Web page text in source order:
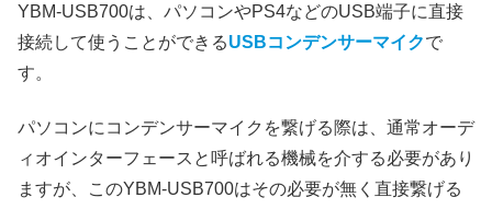
YBM-USB700は、パソコンやPS4などのUSB端子に直接
接続して使うことができるUSBコンデンサーマイクで
す。
パソコンにコンデンサーマイクを繋げる際は、通常オーデ
ィオインターフェースと呼ばれる機械を介する必要があり
ますが、このYBM-USB700はその必要が無く直接繋げる